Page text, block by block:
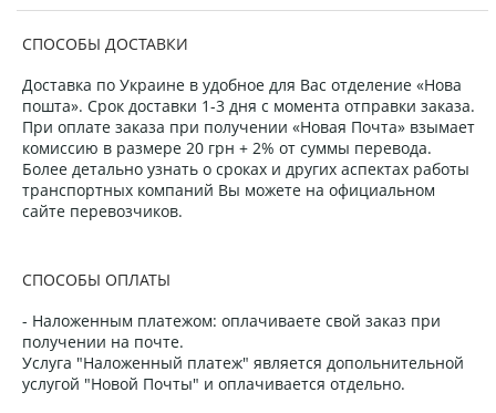
СПОСОБЫ ДОСТАВКИ
Доставка по Украине в удобное для Вас отделение «Нова
пошта». Срок доставки 1-3 дня с момента отправки заказа.
При оплате заказа при получении «Новая Почта» взымает
комиссию в размере 20 грн + 2% от суммы перевода.
Более детально узнать о сроках и других аспектах работы
транспортных компаний Вы можете на официальном
сайте перевозчиков.
СПОСОБЫ ОПЛАТЫ
- Наложенным платежом: оплачиваете свой заказ при
получении на почте.
Услуга "Наложенный платеж" является допольнительной
услугой "Новой Почты" и оплачивается отдельно.